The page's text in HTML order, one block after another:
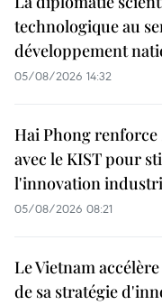
technologique au
développement
05/08/2026 14:32
Hai Phong
avec le KIST pour
l'innovation
05/08/2026 08:21
Le Vietnam
de sa stratégie